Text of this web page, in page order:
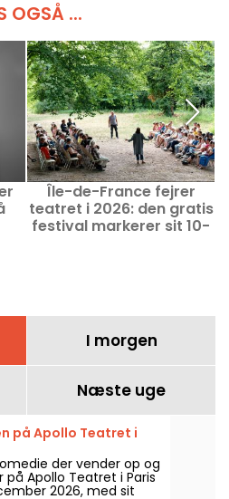
OGSÅ ...
Île-de-France fejrer
teatret i 2026: den gratis
festival markerer sit 10-
I morgen
Næste uge
på Apollo Teatret i
der vender op og
på Apollo Teatret i Paris
2026, med sit